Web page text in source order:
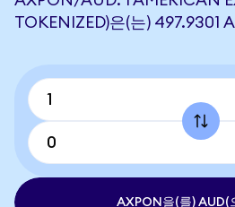
TOKENIZED)은(는) 497.9301
AXPON을(를) AUD(